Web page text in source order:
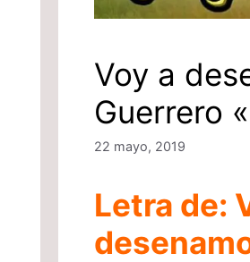
Voy a
Guerrero
22 mayo, 2019
Letra de: